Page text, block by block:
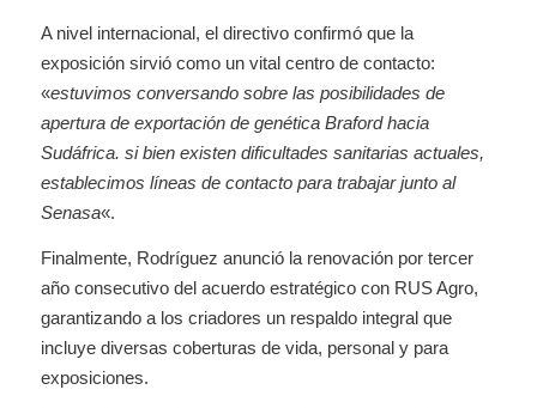
A nivel internacional, el directivo confirmó que la
exposición sirvió como un vital centro de contacto:
«estuvimos conversando sobre las posibilidades de
apertura de exportación de genética Braford hacia
Sudáfrica. si bien existen dificultades sanitarias actuales,
establecimos líneas de contacto para trabajar junto al
Senasa«.
Finalmente, Rodríguez anunció la renovación por tercer
año consecutivo del acuerdo estratégico con RUS Agro,
garantizando a los criadores un respaldo integral que
incluye diversas coberturas de vida, personal y para
exposiciones.